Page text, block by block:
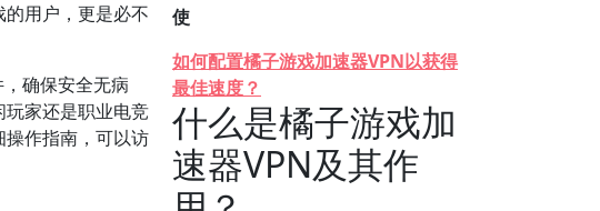
用户，更是必不
确保安全无病
家还是职业电竞
作指南，可以访
使
如何配置橘子游戏加速器VPN以获得
最佳速度？
什么是橘子游戏加
速器VPN及其作